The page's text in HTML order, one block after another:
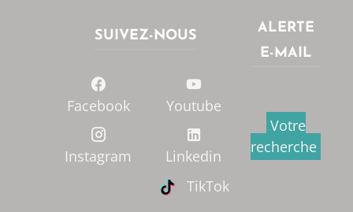
SUIVEZ-NOUS
Facebook
Instagram
Youtube
Linkedin
TikTok
ALERTE
E-MAIL
Votre
recherche